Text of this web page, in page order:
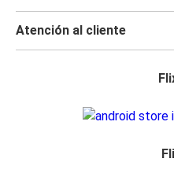
Atención al cliente